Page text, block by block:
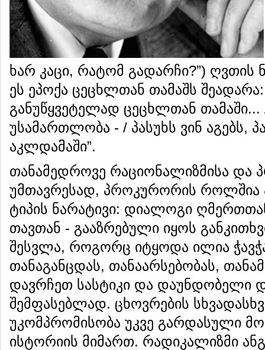
ხარ კაცი, რატომ გადარჩი?”) ღვთის
ეს ეპოქა ცეცხლთან თამაშს
განუწყვეტელად ცეცხლთან
უსამართლობა - / პასუხს ვინ აგებს,
აკლდამაში”.
თანამედროვე რაციონალიზმისა და
უმთავრესად, პროკურორის როლშია
ტიპის ნარატივი: დიალოგი
თავთან - გააზრებული იყოს
შესვლა, როგორც იტყოდა ილია
თანაგანცდას, თანაარსებობას,
დავრჩეთ სასტიკი და დაუნდობელი
შემფასებლად. ცხოვრების
უკომპრომისობა უკვე გარდასული
ისტორიის მიმართ. რადიკალიზმი